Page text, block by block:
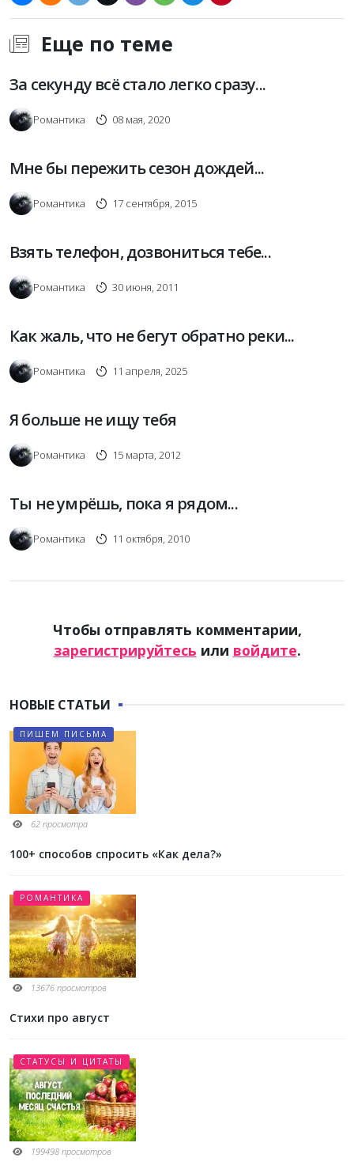
Еще по теме
За секунду всё стало легко сразу...
Романтика 08 мая, 2020
Мне бы пережить сезон дождей...
Романтика 17 сентября, 2015
Взять телефон, дозвониться тебе...
Романтика 30 июня, 2011
Как жаль, что не бегут обратно реки...
Романтика 11 апреля, 2025
Я больше не ищу тебя
Романтика 15 марта, 2012
Ты не умрёшь, пока я рядом...
Романтика 11 октября, 2010
Чтобы отправлять комментарии,
зарегистрируйтесь или войдите.
НОВЫЕ СТАТЬИ
ПИШЕМ ПИСЬМА
62 просмотра
100+ способов спросить «Как дела?»
РОМАНТИКА
13676 просмотров
Стихи про август
СТАТУСЫ И ЦИТАТЫ
199498 просмотров